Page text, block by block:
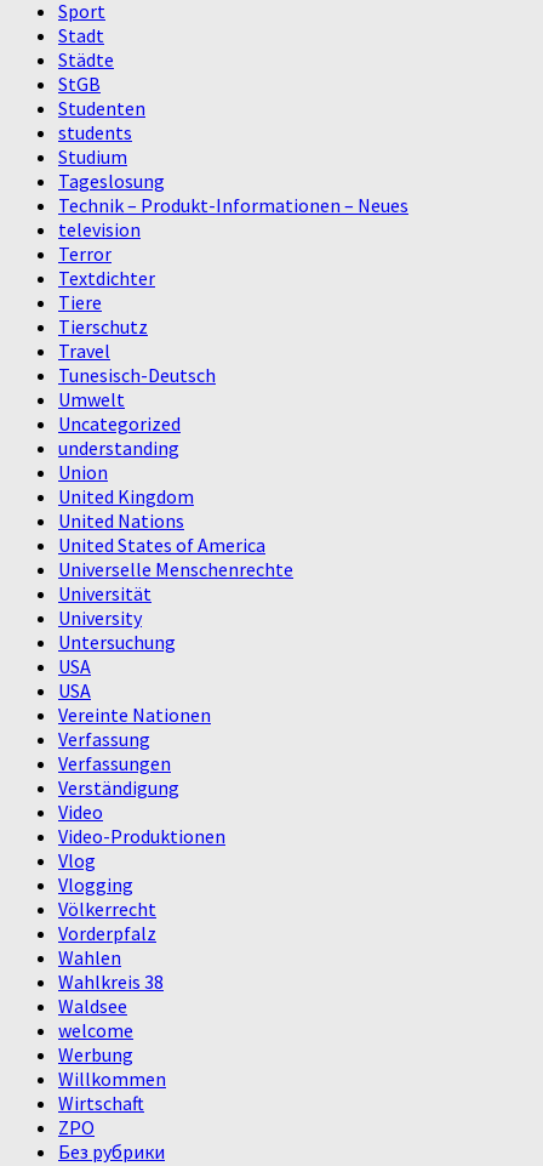
Sport
Stadt
Städte
StGB
Studenten
students
Studium
Tageslosung
Technik – Produkt-Informationen – Neues
television
Terror
Textdichter
Tiere
Tierschutz
Travel
Tunesisch-Deutsch
Umwelt
Uncategorized
understanding
Union
United Kingdom
United Nations
United States of America
Universelle Menschenrechte
Universität
University
Untersuchung
USA
USA
Vereinte Nationen
Verfassung
Verfassungen
Verständigung
Video
Video-Produktionen
Vlog
Vlogging
Völkerrecht
Vorderpfalz
Wahlen
Wahlkreis 38
Waldsee
welcome
Werbung
Willkommen
Wirtschaft
ZPO
Без рубрики